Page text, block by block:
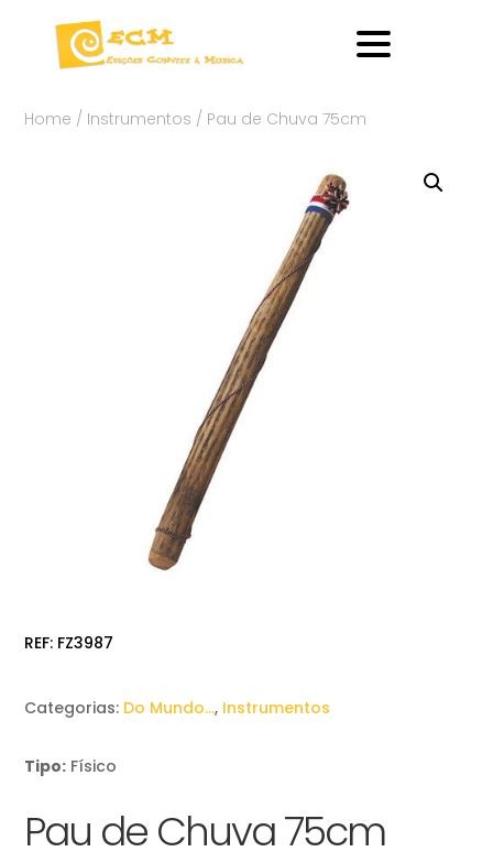
Home / Instrumentos / Pau de Chuva 75cm
REF: FZ3987
Categorias: Do Mundo…, Instrumentos
Tipo: Físico
Pau de Chuva 75cm